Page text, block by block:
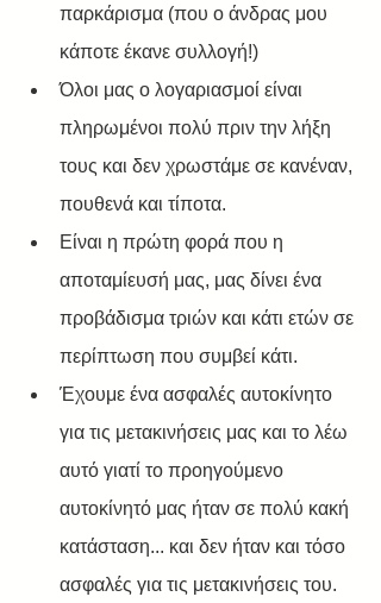
παρκάρισμα (που ο άνδρας μου
κάποτε έκανε συλλογή!)
Όλοι μας ο λογαριασμοί είναι
πληρωμένοι πολύ πριν την λήξη
τους και δεν χρωστάμε σε κανέναν,
πουθενά και τίποτα.
Είναι η πρώτη φορά που η
αποταμίευσή μας, μας δίνει ένα
προβάδισμα τριών και κάτι ετών σε
περίπτωση που συμβεί κάτι.
Έχουμε ένα ασφαλές αυτοκίνητο
για τις μετακινήσεις μας και το λέω
αυτό γιατί το προηγούμενο
αυτοκίνητό μας ήταν σε πολύ κακή
κατάσταση... και δεν ήταν και τόσο
ασφαλές για τις μετακινήσεις του.